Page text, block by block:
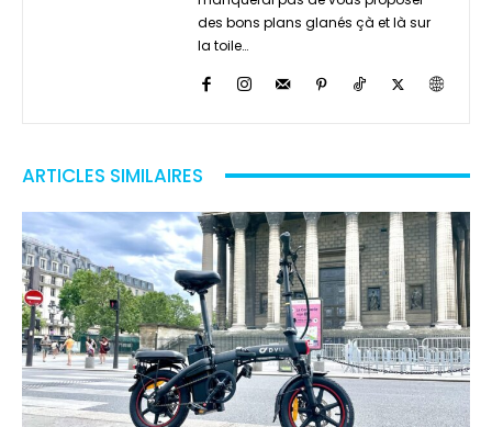
des bons plans glanés çà et là sur
la toile…
ARTICLES SIMILAIRES